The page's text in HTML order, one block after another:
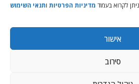
לקרוא בעמוד מדיניות הפרטיות ותנאי השימוש
אישור
סירוב
rakefet@TRstudio.co.il